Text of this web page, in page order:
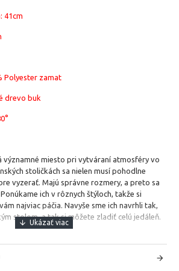
41cm
Polyester zamat
drevo buk
významné miesto pri vytváraní atmosféry vo
stoličkách sa nielen musí pohodlne
vyzerať. Majú správne rozmery, a preto sa
ich v rôznych štýloch, takže si
najviac páčia. Navyše sme ich navrhli tak,
stolom, a tak si môžete zladiť celú jedáleň.